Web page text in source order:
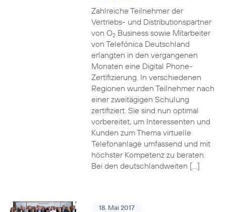
Zahlreiche Teilnehmer der
Vertriebs- und Distributionspartner
von O2Business sowie Mitarbeiter
von Telefónica Deutschland
erlangten in den vergangenen
Monaten eine Digital Phone-
Zertifizierung. In verschiedenen
Regionen wurden Teilnehmer nach
einer zweitägigen Schulung
zertifiziert. Sie sind nun optimal
vorbereitet, um Interessenten und
Kunden zum Thema virtuelle
Telefonanlage umfassend und mit
höchster Kompetenz zu beraten.
Bei den deutschlandweiten […]
18. Mai 2017